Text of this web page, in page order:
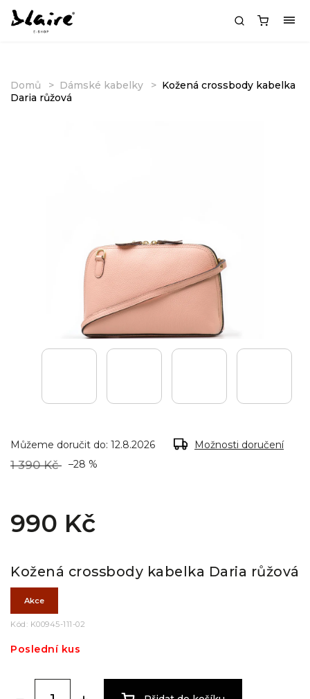
Domů Dámské kabelky
Kožená crossbody kabelka
Daria růžová
Můžeme doručit do: 12.8.2026 Možnosti doručení
1 390 Kč –28 %
990 Kč
Kožená crossbody kabelka Daria růžová
Akce
Kód: K00945-111-02
Poslední kus